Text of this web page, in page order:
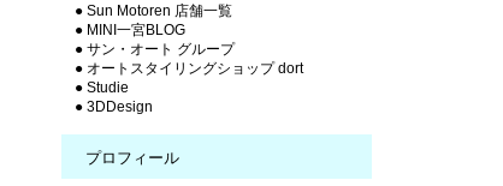
● Sun Motoren 店舗一覧
● MINI一宮BLOG
● サン・オート グループ
● オートスタイリングショップ dort
● Studie
● 3DDesign
プロフィール